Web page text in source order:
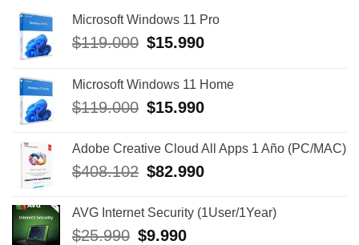
Microsoft Windows 11 Pro
$119.000 El
era:
$119.000.
$15.990El
es:
$15.990.
Microsoft Windows 11 Home
$119.000 El
era:
$119.000.
$15.990El
es:
$15.990.
Adobe Creative Cloud All Apps 1 Año (PC/MAC)
$408.102 El
era:
$408.102.
$82.990El
es:
AVG Internet Security (1User/1Year)
$25.990 El
$9.990El